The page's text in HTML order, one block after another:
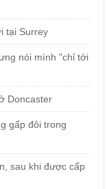
tại Surrey
nói mình "chỉ tới
Doncaster
gấp đôi trong
sau khi được cấp